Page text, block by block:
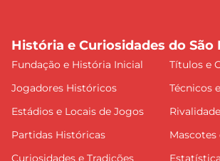
História e Curiosidades do São
Fundação e História Inicial
Títulos e
Jogadores Históricos
Técnicos
Estádios e Locais de Jogos
Partidas Históricas
Curiosidades e Tradições